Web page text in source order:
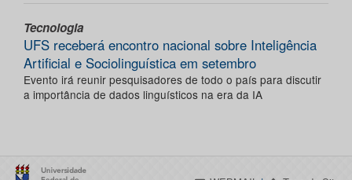
Tecnologia
UFS receberá encontro nacional sobre Inteligência
Artificial e Sociolinguística em setembro
Evento irá reunir pesquisadores de todo o país para discutir
a importância de dados linguísticos na era da IA